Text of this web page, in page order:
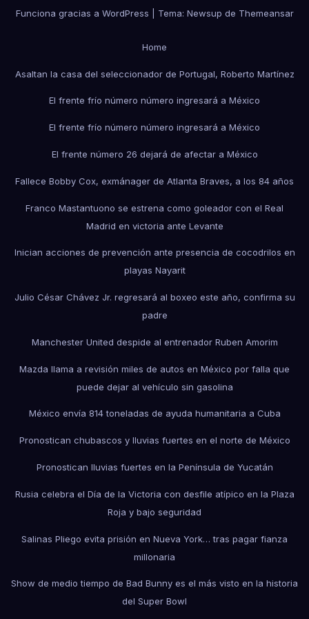
Funciona gracias a WordPress Tema: Newsup de Themeansar
Home
Asaltan la casa del seleccionador de Portugal, Roberto Martínez
El frente frío número número ingresará a México
El frente frío número número ingresará a México
El frente número 26 dejará de afectar a México
Fallece Bobby Cox, exmánager de Atlanta Braves, a los 84 años
Franco Mastantuono se estrena como goleador con el Real
Madrid en victoria ante Levante
Inician acciones de prevención ante presencia de cocodrilos en
playas Nayarit
Julio César Chávez Jr. regresará al boxeo este año, confirma su
padre
Manchester United despide al entrenador Ruben Amorim
Mazda llama a revisión miles de autos en México por falla que
puede dejar al vehículo sin gasolina
México envía 814 toneladas de ayuda humanitaria a Cuba
Pronostican chubascos y lluvias fuertes en el norte de México
Pronostican lluvias fuertes en la Península de Yucatán
Rusia celebra el Día de la Victoria con desfile atípico en la Plaza
Roja y bajo seguridad
Salinas Pliego evita prisión en Nueva York… tras pagar fianza
millonaria
Show de medio tiempo de Bad Bunny es el más visto en la historia
del Super Bowl